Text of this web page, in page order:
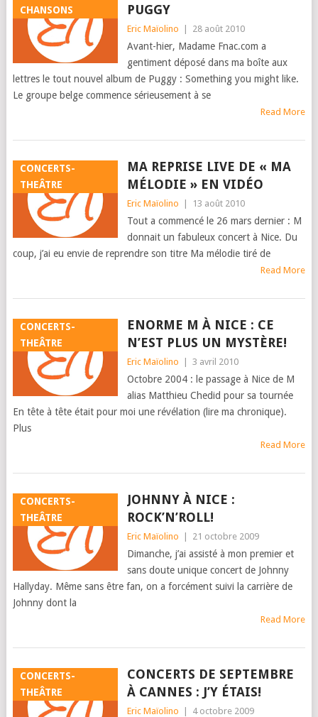
CHANSONS
PUGGY
Eric Maïolino 28 août 2010
Avant-hier, Madame Fnac.com a
gentiment déposé dans ma boîte aux
lettres le tout nouvel album de Puggy : Something you might like.
Le groupe belge commence sérieusement à se
Read More
CONCERTS-
THEÂTRE
MA REPRISE LIVE DE « MA
MÉLODIE » EN VIDÉO
Eric Maïolino 13 août 2010
Tout a commencé le 26 mars dernier : M
donnait un fabuleux concert à Nice. Du
coup, j’ai eu envie de reprendre son titre Ma mélodie tiré de
Read More
CONCERTS-
THEÂTRE
ENORME M À NICE : CE
N’EST PLUS UN MYSTÈRE!
Eric Maïolino 3 avril 2010
Octobre 2004 : le passage à Nice de M
alias Matthieu Chedid pour sa tournée
En tête à tête était pour moi une révélation (lire ma chronique).
Plus
Read More
CONCERTS-
THEÂTRE
JOHNNY À NICE :
ROCK’N’ROLL!
Eric Maïolino 21 octobre 2009
Dimanche, j’ai assisté à mon premier et
sans doute unique concert de Johnny
Hallyday. Même sans être fan, on a forcément suivi la carrière de
Johnny dont la
Read More
CONCERTS-
THEÂTRE
CONCERTS DE SEPTEMBRE
À CANNES : J’Y ÉTAIS!
Eric Maïolino 4 octobre 2009